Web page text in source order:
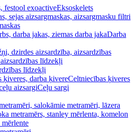
Eksoskelets
Darba
līdzekļi
Celtniecības ķiveres
Ceļu sargi